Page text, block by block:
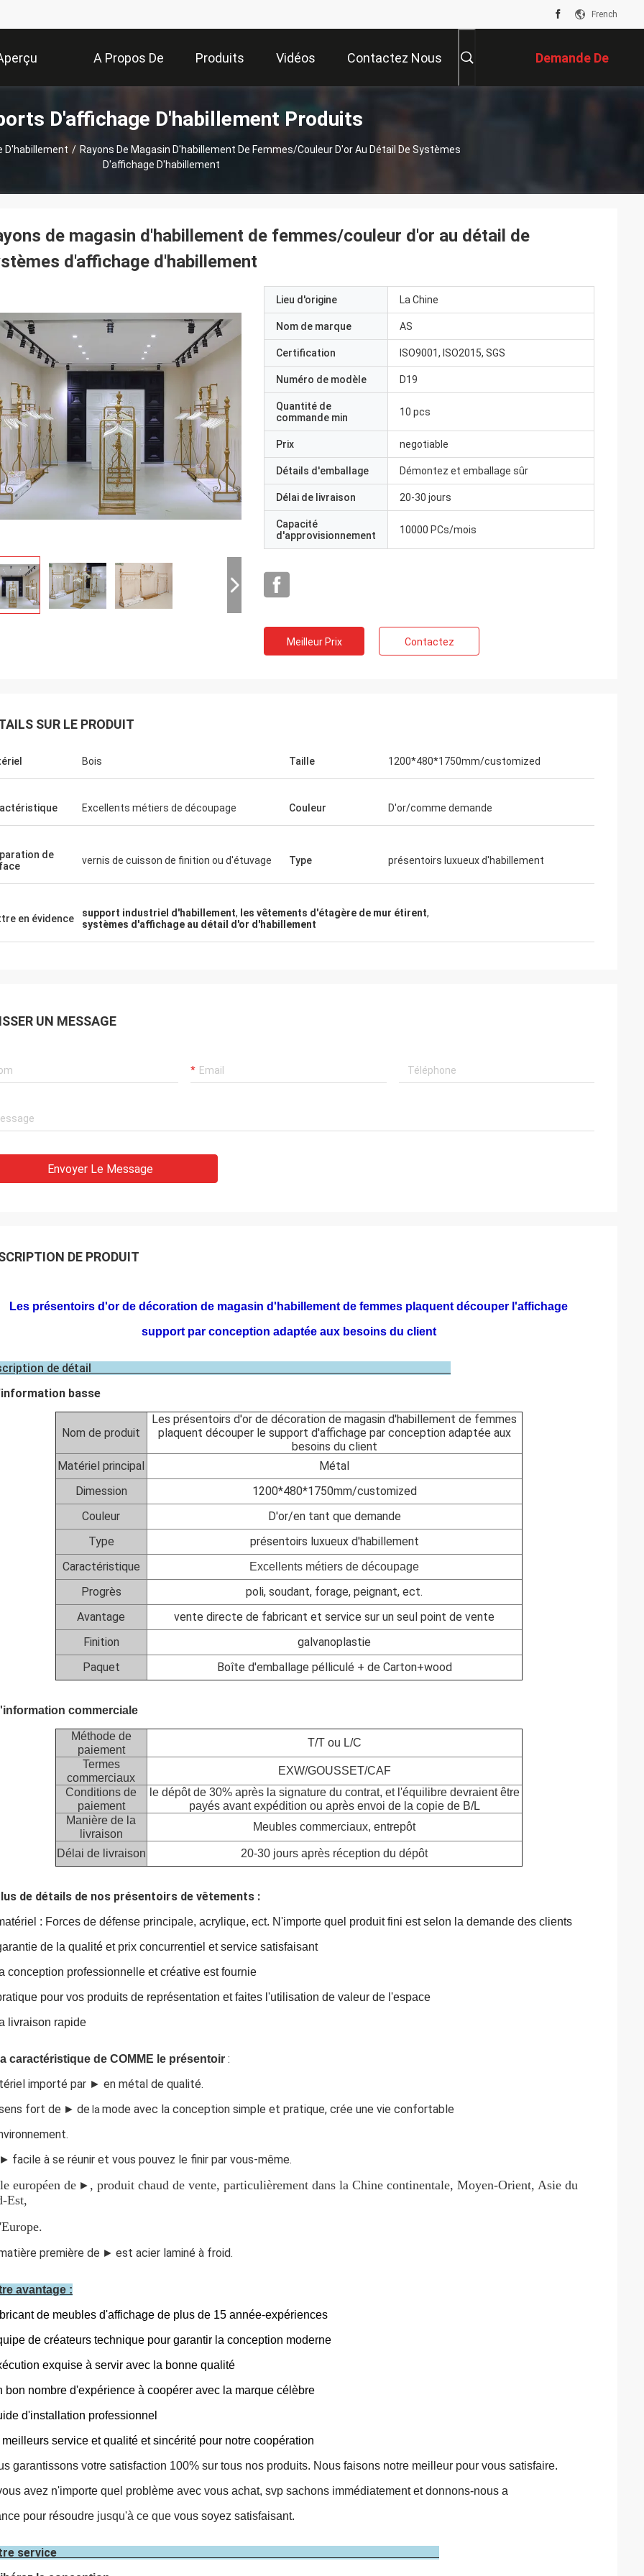
French
A Propos De
Nous
Produits Vidéos Contactez Nous Demande De
Soumission
D'affichage D'habillement Produits
D'habillement / Rayons De Magasin D'habillement De Femmes/couleur D'or Au Détail De Systèmes
D'affichage D'habillement
de sport semble ordonné
Et je surface pour faire une
Aidez-moi à le concevoir plus
félicitent mon magasin de vêtements. Il
est attrayant et très de haute qualité
sens satisfaisant
de magasin d'habillement de femmes/couleur d'or au détail de
d'affichage d'habillement
Lieu d'origine La Chine
Nom de marque AS
Certification ISO9001, ISO2015, SGS
Numéro de modèle D19
Quantité de
commande min
10 pcs
Prix negotiable
Détails d'emballage Démontez et emballage sûr
Délai de livraison 20-30 jours
Capacité
d'approvisionnement
10000 PCs/mois
Meilleur Prix Contactez
SUR LE PRODUIT
Bois Taille 1200*480*1750mm/customized
Excellents métiers de découpage Couleur D'or/comme demande
de
vernis de cuisson de finition ou d'étuvage Type présentoirs luxueux d'habillement
en évidence support industriel d'habillement, les vêtements d'étagère de mur étirent,
systèmes d'affichage au détail d'or d'habillement
UN MESSAGE
Envoyer Le Message
DE PRODUIT
Les présentoirs d'or de décoration de magasin d'habillement de femmes plaquent découper l'affichage
support par conception adaptée aux besoins du client
de détail
basse
Nom de produit
Les présentoirs d'or de décoration de magasin d'habillement de femmes
plaquent découper le support d'affichage par conception adaptée aux
besoins du client
Matériel principal
Métal
Dimession
1200*480*1750mm/customized
Couleur
D'or/en tant que demande
Type
présentoirs luxueux d'habillement
Caractéristique
Excellents métiers de découpage
Progrès
poli, soudant, forage, peignant, ect.
Avantage
vente directe de fabricant et service sur un seul point de vente
Finition
galvanoplastie
Paquet
Boîte d'emballage pélliculé + de Carton+wood
commerciale
Méthode de
paiement
T/T ou L/C
Termes
commerciaux
EXW/GOUSSET/CAF
Conditions de
paiement
le dépôt de 30% après la signature du contrat, et l'équilibre devraient être
payés avant expédition ou après envoi de la copie de B/L
Manière de la
livraison
Meubles commerciaux, entrepôt
Délai de livraison 20-30 jours après réception du dépôt
de détails de nos présentoirs de vêtements :
: Forces de défense principale, acrylique, ect. N'importe quel produit fini est selon la demande des clients
de la qualité et prix concurrentiel et service satisfaisant
conception professionnelle et créative est fournie
pour vos produits de représentation et faites l'utilisation de valeur de l'espace
livraison rapide
caractéristique de COMME le présentoir :
importé par ► en métal de qualité.
fort de ► de la mode avec la conception simple et pratique, crée une vie confortable
facile à se réunir et vous pouvez le finir par vous-même.
européen de ► , produit chaud de vente, particulièrement dans la Chine continentale, Moyen-Orient, Asie du
Est,
première de ► est acier laminé à froid.
avantage :
de meubles d'affichage de plus de 15 année-expériences
de créateurs technique pour garantir la conception moderne
exquise à servir avec la bonne qualité
bon nombre d'expérience à coopérer avec la marque célèbre
d'installation professionnel
meilleurs service et qualité et sincérité pour notre coopération
garantissons votre satisfaction 100% sur tous nos produits. Nous faisons notre meilleur pour vous satisfaire.
avez n'importe quel problème avec vous achat, svp sachons immédiatement et donnons-nous a
pour résoudre jusqu'à ce que vous soyez satisfaisant.
service